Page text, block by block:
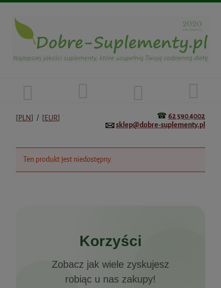
[PLN] / [EUR] ☎ 62 590 4002
sklep@dobre-suplementy.pl
Ten produkt jest niedostępny.
Korzyści
Zobacz jak wiele zyskujesz
robiąc u nas zakupy!